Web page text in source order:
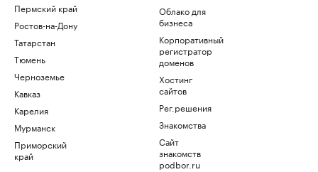
Пермский край
Ростов-на-Дону
Татарстан
Тюмень
Черноземье
Кавказ
Карелия
Мурманск
Приморский
край
Облако для
бизнеса
Корпоративный
регистратор
доменов
Хостинг
сайтов
Рег.решения
Знакомства
Сайт
знакомств
podbor.ru